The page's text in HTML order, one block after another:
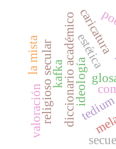
ideología
diccionario académicoestética
tedium
caricatura
kafka
religioso secular
valoración
la mista